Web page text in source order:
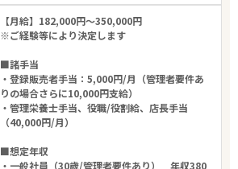
【月給】182,000円～350,000円
※ご経験等により決定します
■諸手当
・登録販売者手当：5,000円/月（管理者要件あ
りの場合さらに10,000円支給）
・管理栄養士手当、役職/役割給、店長手当
（40,000円/月）
■想定年収
・一般社員（30歳/管理者要件あり） 年収380